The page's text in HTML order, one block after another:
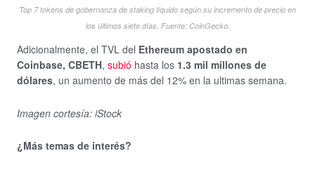
Top 7 tokens de gobernanza de staking líquido según su incremento de precio en
los últimos siete días. Fuente: CoinGecko.
Adicionalmente, el TVL del Ethereum apostado en
Coinbase, CBETH, subió hasta los 1.3 mil millones de
dólares, un aumento de más del 12% en la ultimas semana.
Imagen cortesía: iStock
¿Más temas de interés?